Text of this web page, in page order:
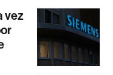
vez